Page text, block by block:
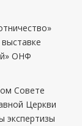
ОНФ
Совете
Церкви
экспертизы